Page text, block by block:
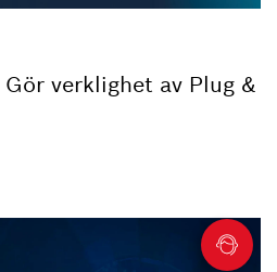
verklighet av Plug &